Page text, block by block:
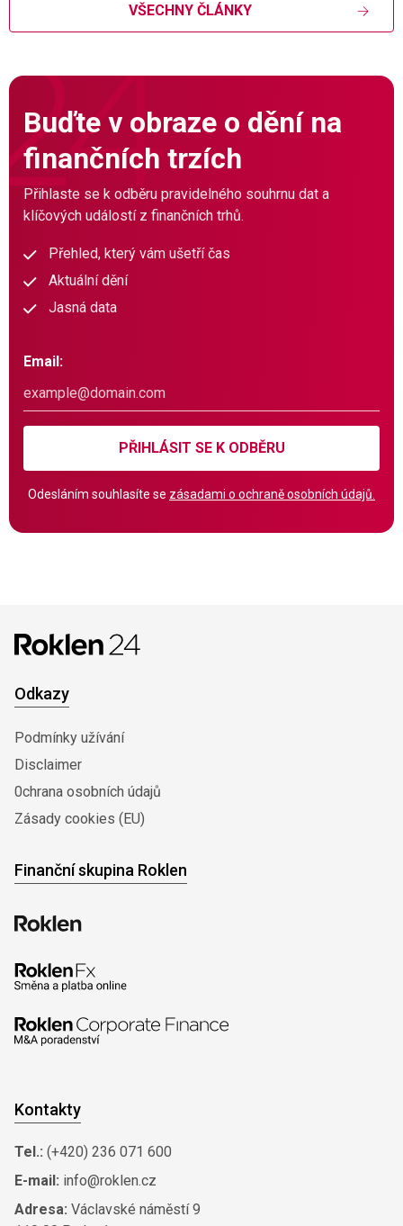
VŠECHNY ČLÁNKY
Buďte v obraze o dění na
finančních trzích
Přihlaste se k odběru pravidelného souhrnu dat a
klíčových událostí z finančních trhů.
Přehled, který vám ušetří čas
Aktuální dění
Jasná data
Email:
PŘIHLÁSIT SE K ODBĚRU
Odesláním souhlasíte se zásadami o ochraně osobních údajů.
Odkazy
Podmínky užívání
Disclaimer
0chrana osobních údajů
Zásady cookies (EU)
Finanční skupina Roklen
Kontakty
Tel.: (+420) 236 071 600
E-mail: info@roklen.cz
Adresa: Václavské náměstí 9